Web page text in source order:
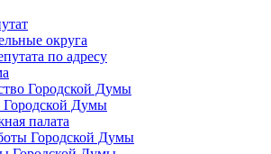
округа
по адресу
Городской Думы
Городской Думы
палата
Городской Думы